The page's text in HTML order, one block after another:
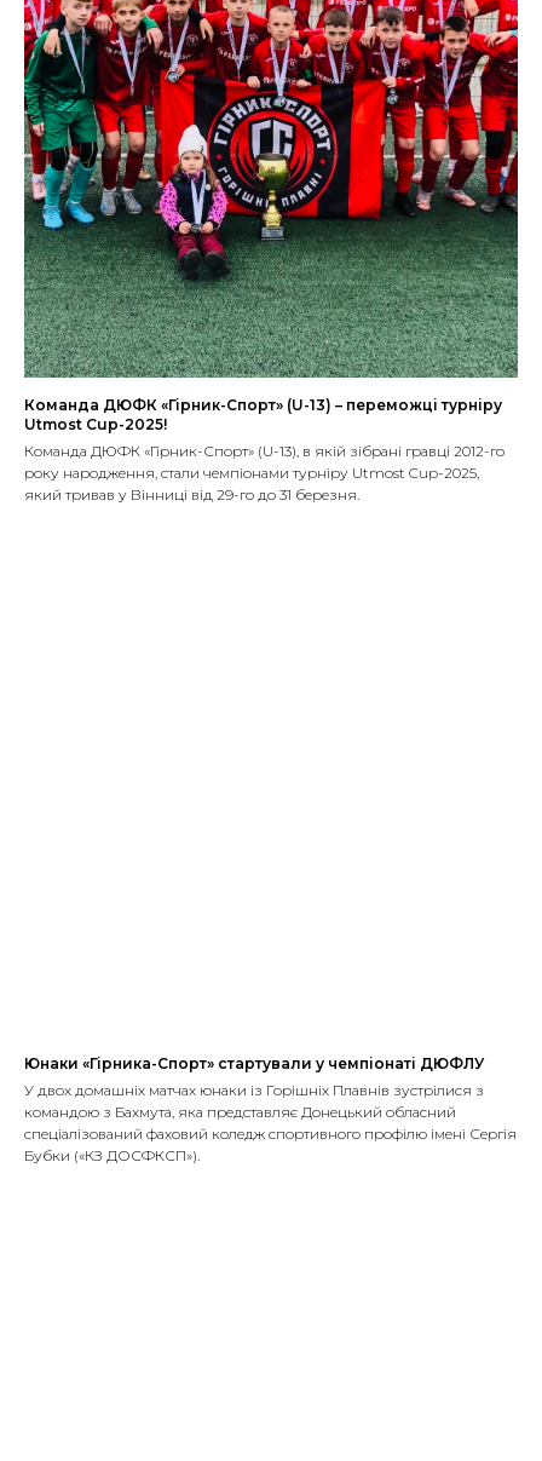
Команда ДЮФК «Гірник-Спорт» (U-13) – переможці турніру
Utmost Cup-2025!
Команда ДЮФК «Гірник-Спорт» (U-13), в якій зібрані гравці 2012-го
року народження, стали чемпіонами турніру Utmost Cup-2025,
який тривав у Вінниці від 29-го до 31 березня.
Юнаки «Гірника-Спорт» стартували у чемпіонаті ДЮФЛУ
У двох домашніх матчах юнаки із Горішніх Плавнів зустрілися з
командою з Бахмута, яка представляє Донецький обласний
спеціалізований фаховий коледж спортивного профілю імені Сергія
Бубки («КЗ ДОСФКСП»).